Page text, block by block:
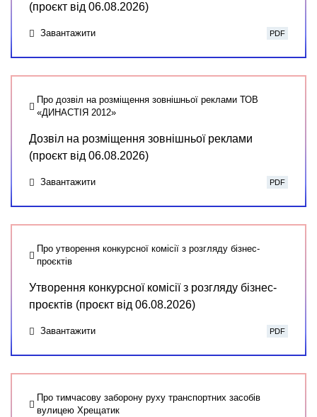
(проєкт від 06.08.2026)
Завантажити PDF
Про дозвіл на розміщення зовнішньої реклами ТОВ
«ДИНАСТІЯ 2012»
Дозвіл на розміщення зовнішньої реклами
(проєкт від 06.08.2026)
Завантажити PDF
Про утворення конкурсної комісії з розгляду бізнес-
проєктів
Утворення конкурсної комісії з розгляду бізнес-
проєктів (проєкт від 06.08.2026)
Завантажити PDF
Про тимчасову заборону руху транспортних засобів
вулицею Хрещатик